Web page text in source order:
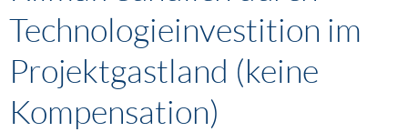
Technologieinvestition im
Projektgastland (keine
Kompensation)